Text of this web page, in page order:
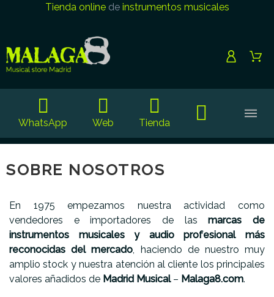
Tienda onlinede instrumentos musicales
WhatsApp Web Tienda
SOBRE NOSOTROS
En 1975 empezamos nuestra actividad como
vendedores e importadores de lasmarcas de
instrumentos musicales y audio profesional más
reconocidas del mercado, haciendo de nuestro muy
amplio stock y nuestra atención al cliente los principales
valores añadidos de Madrid Musical– Malaga8.com.